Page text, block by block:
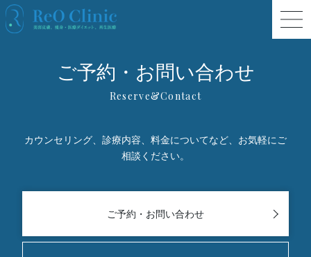
ご予約・お問い合わせ
カウンセリング、診療内容、料金についてなど、お気軽にご
相談ください。
ご予約・お問い合わせ